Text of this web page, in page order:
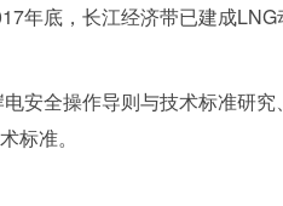
年底，长江经济带已建成
安全操作导则与技术标准研
标准。